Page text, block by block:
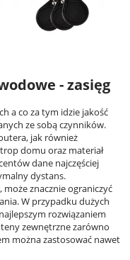
- zasięg
a co za tym idzie jakość
ze sobą czynników.
jak również
domu oraz materiał
dane najczęściej
dystans.
znacznie ograniczyć
W przypadku dużych
rozwiązaniem
zewnętrzne zarówno
można zastosować nawet